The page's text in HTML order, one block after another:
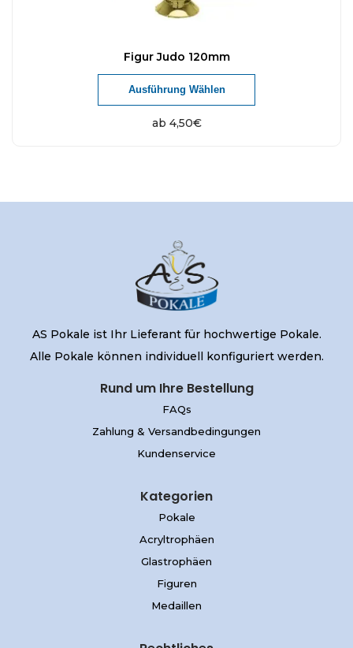
Figur Judo 120mm
ab 4,50€
Ausführung Wählen
AS Pokale ist Ihr Lieferant für hochwertige Pokale.
Alle Pokale können individuell konfiguriert werden.
Rund um Ihre Bestellung
FAQs
Zahlung & Versandbedingungen
Kundenservice
Kategorien
Pokale
Acryltrophäen
Glastrophäen
Figuren
Medaillen